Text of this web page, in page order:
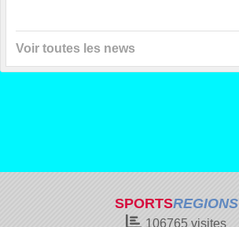
Voir toutes les news
SPORTSREGIONS
106765 visites